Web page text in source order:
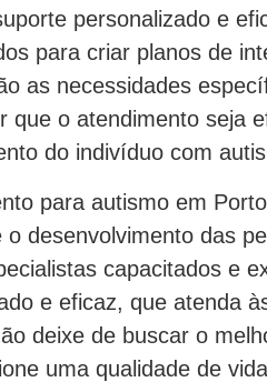
personalizado e
para criar planos de
as necessidades
que o atendimento seja
do indivíduo com
para autismo em
desenvolvimento das
capacitados e
e eficaz, que atenda
deixe de buscar o
uma qualidade de